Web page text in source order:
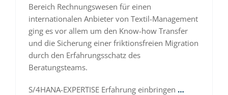
Bereich Rechnungswesen für einen
internationalen Anbieter von Textil-Management
ging es vor allem um den Know-how Transfer
und die Sicherung einer friktionsfreien Migration
durch den Erfahrungsschatz des
Beratungsteams.
S/4HANA-EXPERTISE Erfahrung einbringen …